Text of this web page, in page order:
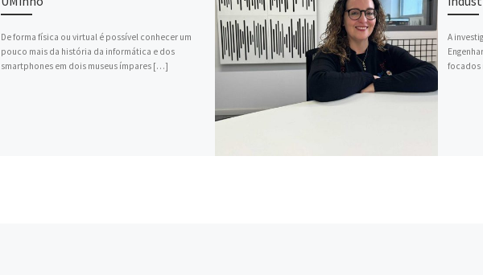
De forma física ou virtual é possível conhecer um
pouco mais da história da informática e dos
smartphones em dois museus ímpares […]
A
focados